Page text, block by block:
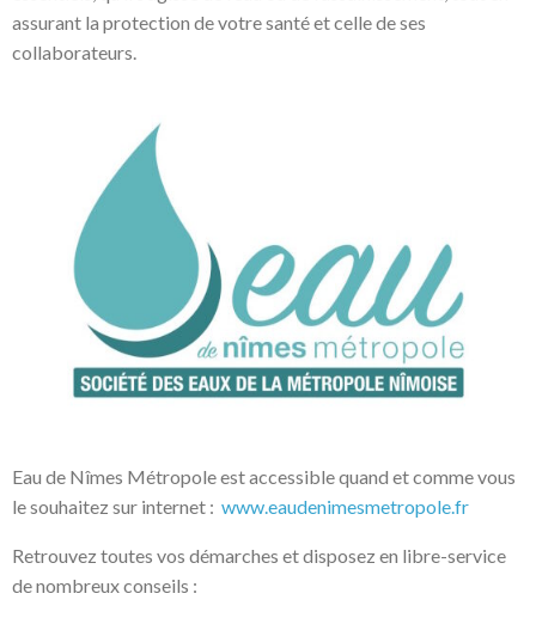
assurant la protection de votre santé et celle de ses
collaborateurs.
Eau de Nîmes Métropole est accessible quand et comme vous
le souhaitez sur internet : www.eaudenimesmetropole.fr
Retrouvez toutes vos démarches et disposez en libre-service
de nombreux conseils :